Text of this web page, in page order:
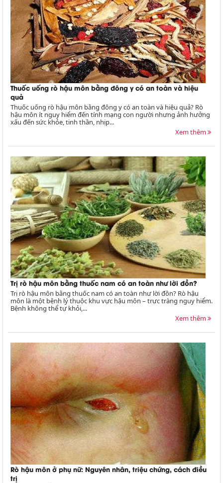
Thuốc uống rò hậu môn bằng đông y có an toàn và hiệu
quả
Thuốc uống rò hậu môn bằng đông y có an toàn và hiệu quả? Rò
hậu môn ít nguy hiểm đến tính mạng con người nhưng ảnh hưởng
xấu đến sức khỏe, tinh thần, nhịp...
Xem thêm
Trị rò hậu môn bằng thuốc nam có an toàn như lời đồn?
Trị rò hậu môn bằng thuốc nam có an toàn như lời đồn? Rò hậu
môn là một bệnh lý thuộc khu vực hậu môn – trực tràng nguy hiểm.
Bệnh không thể tự khỏi,...
Xem thêm
Rò hậu môn ở phụ nữ: Nguyên nhân, triệu chứng, cách điều
trị